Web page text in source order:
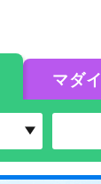
マダイ